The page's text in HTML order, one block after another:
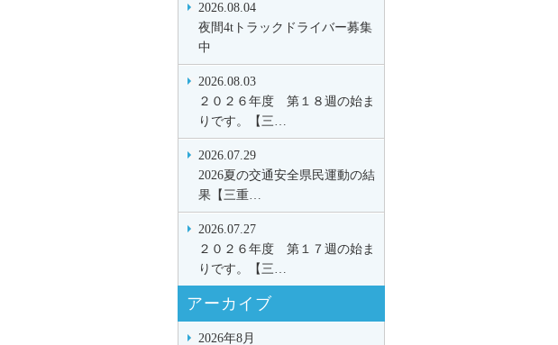
2026.08.04
夜間4tトラックドライバー募集
中
2026.08.03
２０２６年度 第１８週の始ま
りです。【三…
2026.07.29
2026夏の交通安全県民運動の結
果【三重…
2026.07.27
２０２６年度 第１７週の始ま
りです。【三…
アーカイブ
2026年8月